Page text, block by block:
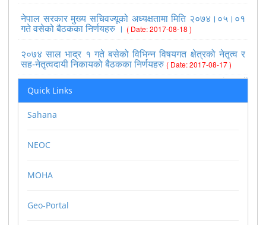
नेपाल सरकार मुख्य सचिवज्यूको अध्यक्षतामा मिति २०७४।०५।०१
गते वसेको बैठकका निर्णयहरु । ( Date: 2017-08-18 )
२०७४ साल भाद्र १ गते बसेको विभिन्न विषयगत क्षेत्रको नेतृत्व र
सह-नेतृत्वदायी निकायको बैठकका निर्णयहरु ( Date: 2017-08-17 )
>>view all
Quick Links
Sahana
NEOC
MOHA
Geo-Portal